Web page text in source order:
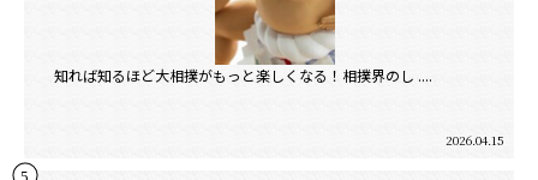
知れば知るほど大相撲がもっと楽しくなる！相撲界のし ....
2026.04.15